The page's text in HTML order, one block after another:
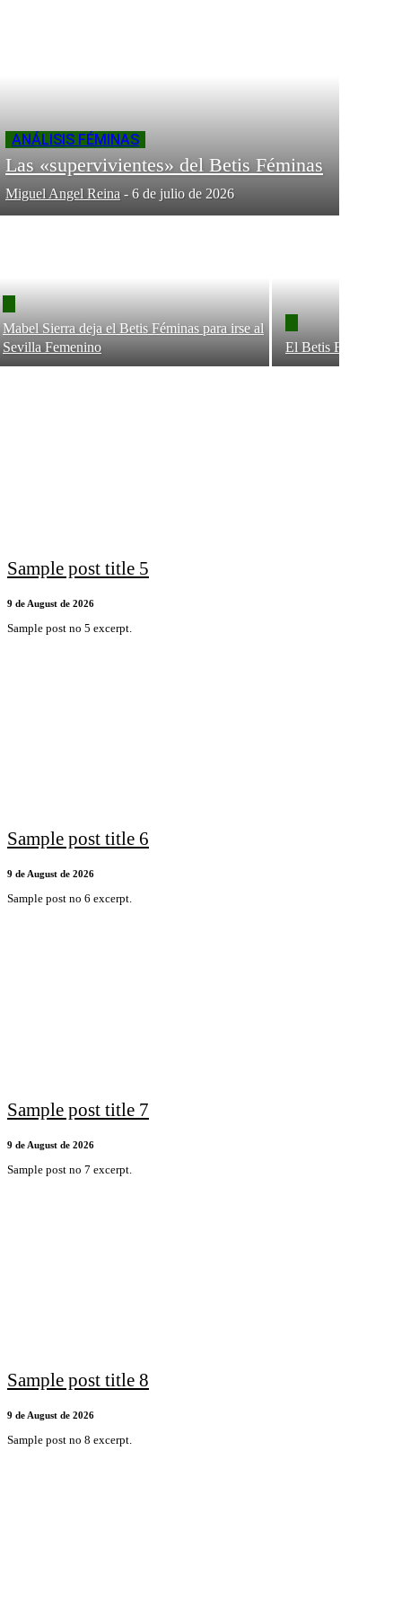
ANÁLISIS FÉMINAS
Las «supervivientes» del Betis Féminas
Miguel Angel Reina - 6 de julio de 2026
Mabel Sierra deja el Betis Féminas para irse al
Sevilla Femenino
El Betis Féminas
Sample post title 5
9 de August de 2026
Sample post no 5 excerpt.
Sample post title 6
9 de August de 2026
Sample post no 6 excerpt.
Sample post title 7
9 de August de 2026
Sample post no 7 excerpt.
Sample post title 8
9 de August de 2026
Sample post no 8 excerpt.